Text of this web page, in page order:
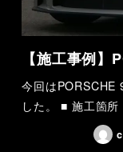
【施工事例
今回はPORSCHE
した。 ■ 施工箇